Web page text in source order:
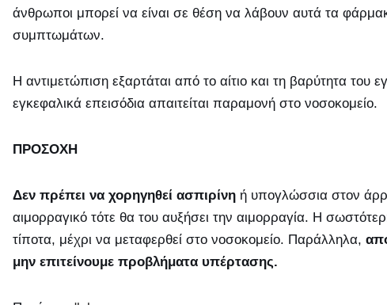
άνθρωποι μπορεί να είναι σε θέση να λάβουν αυτά τα
συμπτωμάτων.
Η αντιμετώπιση εξαρτάται από το αίτιο και τη βαρύτητα του
εγκεφαλικά επεισόδια απαιτείται παραμονή στο νοσοκομείο.
ΠΡΟΣΟΧΗ
Δεν πρέπει να χορηγηθεί ασπιρίνη ή υπογλώσσια στον
αιμορραγικό τότε θα του αυξήσει την αιμορραγία. Η
τίποτα, μέχρι να μεταφερθεί στο νοσοκομείο. Παράλληλα,
μην επιτείνουμε προβλήματα υπέρτασης.